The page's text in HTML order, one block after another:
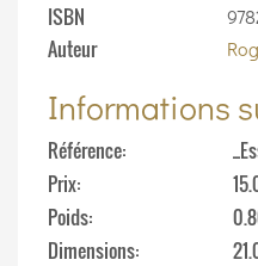
ISBN
Auteur
Informations
Référence
Prix
Poids
Dimensions